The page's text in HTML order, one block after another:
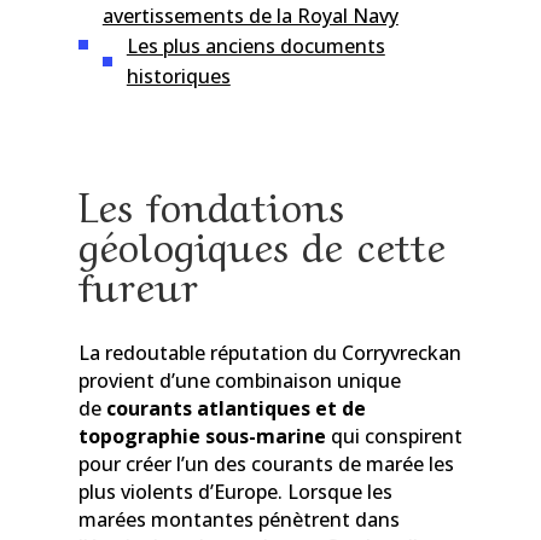
avertissements de la Royal Navy
Les plus anciens documents
historiques
Les fondations
géologiques de cette
fureur
La redoutable réputation du Corryvreckan
provient d’une combinaison unique
de courants atlantiques et de
topographie sous-marine qui conspirent
pour créer l’un des courants de marée les
plus violents d’Europe. Lorsque les
marées montantes pénètrent dans